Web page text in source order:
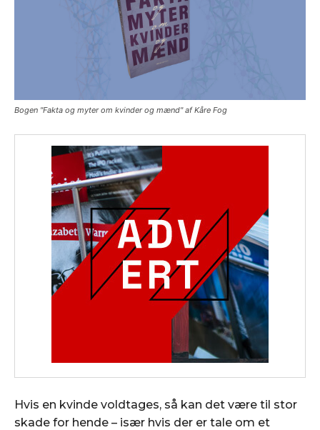
Bogen "Fakta og myter om kvinder og mænd" af Kåre Fog
Hvis en kvinde voldtages, så kan det være til stor
skade for hende – især hvis der er tale om et